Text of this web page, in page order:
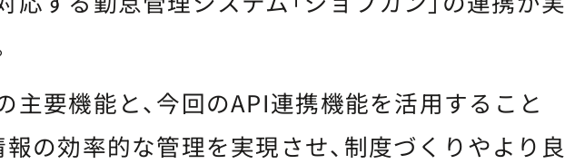
主要機能と、今回のAPI連携機能を活用すること
報の効率的な管理を実現させ、制度づくりやより良